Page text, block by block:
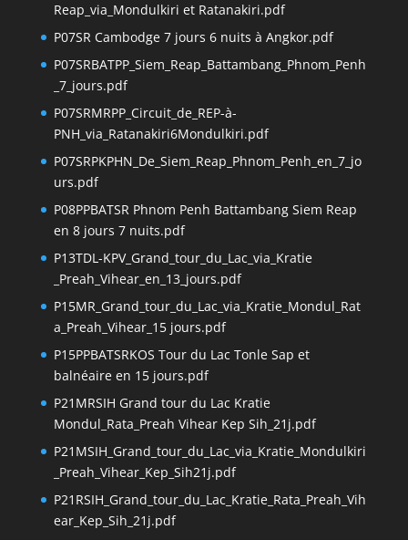
Reap_via_Mondulkiri et Ratanakiri.pdf
P07SR Cambodge 7 jours 6 nuits à Angkor.pdf
P07SRBATPP_Siem_Reap_Battambang_Phnom_Penh
_7_jours.pdf
P07SRMRPP_Circuit_de_REP-à-
PNH_via_Ratanakiri6Mondulkiri.pdf
P07SRPKPHN_De_Siem_Reap_Phnom_Penh_en_7_jo
urs.pdf
P08PPBATSR Phnom Penh Battambang Siem Reap
en 8 jours 7 nuits.pdf
P13TDL-KPV_Grand_tour_du_Lac_via_Kratie
_Preah_Vihear_en_13_jours.pdf
P15MR_Grand_tour_du_Lac_via_Kratie_Mondul_Rat
a_Preah_Vihear_15 jours.pdf
P15PPBATSRKOS Tour du Lac Tonle Sap et
balnéaire en 15 jours.pdf
P21MRSIH Grand tour du Lac Kratie
Mondul_Rata_Preah Vihear Kep Sih_21j.pdf
P21MSIH_Grand_tour_du_Lac_via_Kratie_Mondulkiri
_Preah_Vihear_Kep_Sih21j.pdf
P21RSIH_Grand_tour_du_Lac_Kratie_Rata_Preah_Vih
ear_Kep_Sih_21j.pdf